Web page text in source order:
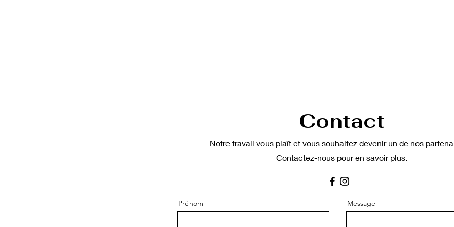
Contact
Notre travail vous plaît et vous souhaitez devenir un de nos
Contactez-nous pour en savoir plus.
Prénom Message